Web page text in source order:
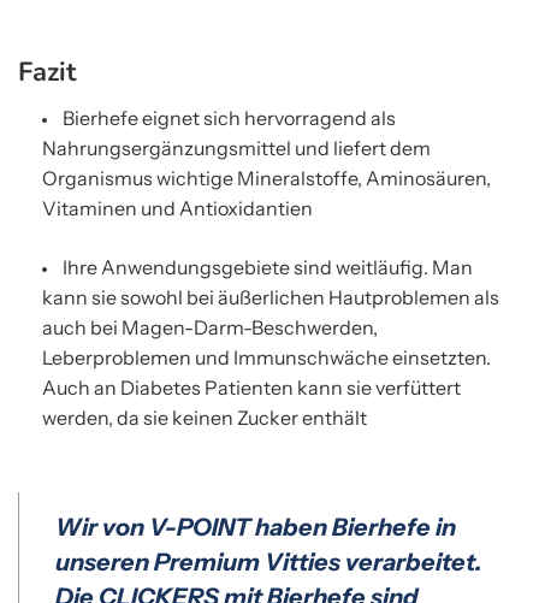
Fazit
Bierhefe eignet sich hervorragend als
Nahrungsergänzungsmittel und liefert dem
Organismus wichtige Mineralstoffe, Aminosäuren,
Vitaminen und Antioxidantien
Ihre Anwendungsgebiete sind weitläufig. Man
kann sie sowohl bei äußerlichen Hautproblemen als
auch bei Magen-Darm-Beschwerden,
Leberproblemen und Immunschwäche einsetzten.
Auch an Diabetes Patienten kann sie verfüttert
werden, da sie keinen Zucker enthält
Wir von V-POINT haben Bierhefe in
unseren Premium Vitties verarbeitet.
Die CLICKERS mit Bierhefesind